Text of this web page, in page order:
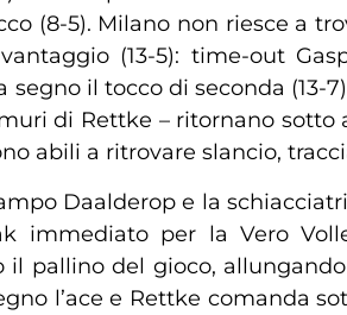
(8-5). Milano non riesce a
(13-5): time-out
il tocco di seconda (13-
di Rettke – ritornano
abili a ritrovare slancio,
Daalderop e la
immediato per la Vero
pallino del gioco,
l’ace e Rettke comanda